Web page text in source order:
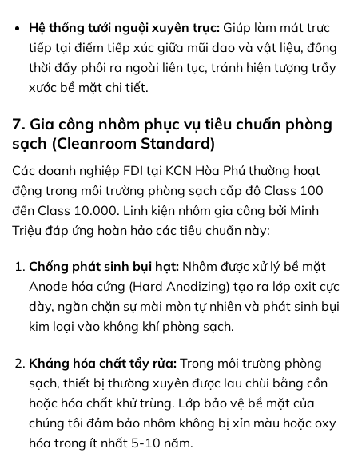
Hệ thống tưới nguội xuyên trục:Giúp làm mát trực
tiếp tại điểm tiếp xúc giữa mũi dao và vật liệu, đồng
thời đẩy phôi ra ngoài liên tục, tránh hiện tượng trầy
xước bề mặt chi tiết.
7. Gia công nhôm phục vụ tiêu chuẩn phòng
sạch (Cleanroom Standard)
Các doanh nghiệp FDI tại KCN Hòa Phú thường hoạt
động trong môi trường phòng sạch cấp độ Class 100
đến Class 10.000. Linh kiện nhôm gia công bởi Minh
Triệu đáp ứng hoàn hảo các tiêu chuẩn này:
Chống phát sinh bụi hạt:Nhôm được xử lý bề mặt
Anode hóa cứng (Hard Anodizing) tạo ra lớp oxit cực
dày, ngăn chặn sự mài mòn tự nhiên và phát sinh bụi
kim loại vào không khí phòng sạch.
Kháng hóa chất tẩy rửa:Trong môi trường phòng
sạch, thiết bị thường xuyên được lau chùi bằng cồn
hoặc hóa chất khử trùng. Lớp bảo vệ bề mặt của
chúng tôi đảm bảo nhôm không bị xỉn màu hoặc oxy
hóa trong ít nhất 5-10 năm.